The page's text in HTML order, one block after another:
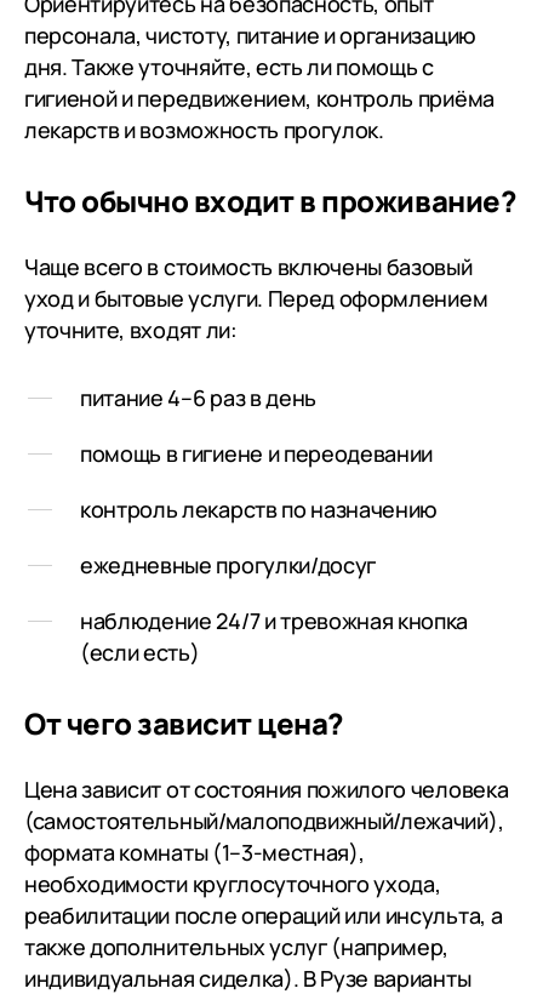
нашей
персонала, чистоту, питание и организацию
дня. Также уточняйте, есть ли помощь с
гигиеной и передвижением, контроль приёма
лекарств и возможность прогулок.
Что обычно входит в проживание?
Чаще всего в стоимость включены базовый
уход и бытовые услуги. Перед оформлением
уточните, входят ли:
питание 4–6 раз в день
помощь в гигиене и переодевании
контроль лекарств по назначению
ежедневные прогулки/досуг
наблюдение 24/7 и тревожная кнопка
(если есть)
От чего зависит цена?
Цена зависит от состояния пожилого человека
(самостоятельный/малоподвижный/лежачий),
формата комнаты (1–3-местная),
необходимости круглосуточного ухода,
реабилитации после операций или инсульта, а
также дополнительных услуг (например,
индивидуальная сиделка). В Рузе варианты